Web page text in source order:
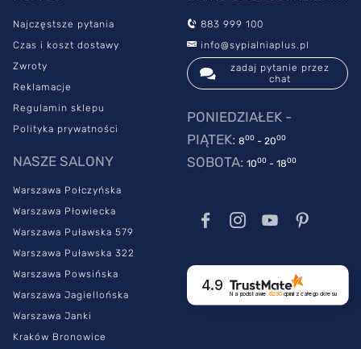
Najczęstsze pytania
Czas i koszt dostawy
Zwroty
Reklamacje
Regulamin sklepu
Polityka prywatności
NASZE SALONY
Warszawa Połczyńska
Warszawa Płowiecka
Warszawa Puławska 579
Warszawa Puławska 322
Warszawa Powsińska
Warszawa Jagiellońska
Warszawa Janki
Kraków Bronowice
883 999 100
info@sypialniaplus.pl
zadaj pytanie przez
chat
PONIEDZIAŁEK -
PIĄTEK: 800 - 2000
SOBOTA: 1000 - 1800
4.9
Na podstawie 6230opinii z całego okresu